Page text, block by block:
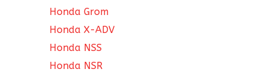
Honda Grom
Honda X-ADV
Honda NSS
Honda NSR